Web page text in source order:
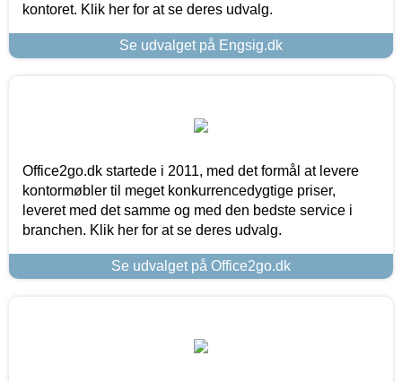
kontoret. Klik her for at se deres udvalg.
Se udvalget på Engsig.dk
Office2go.dk startede i 2011, med det formål at levere
kontormøbler til meget konkurrencedygtige priser,
leveret med det samme og med den bedste service i
branchen. Klik her for at se deres udvalg.
Se udvalget på Office2go.dk